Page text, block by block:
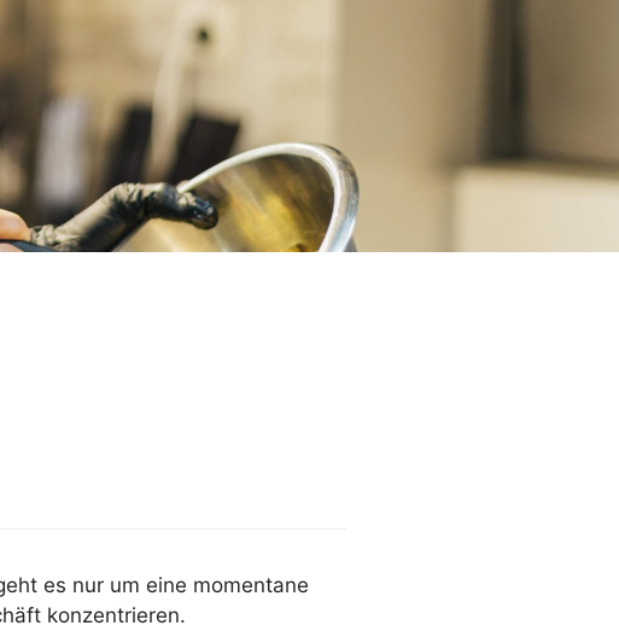
es nur um eine momentane
konzentrieren.